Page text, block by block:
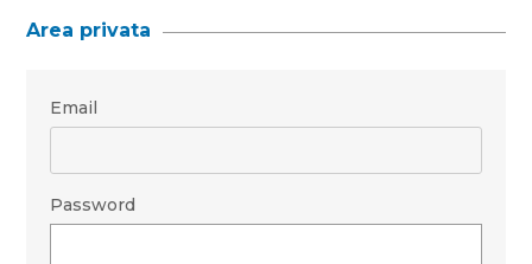
Area privata
Email
Password